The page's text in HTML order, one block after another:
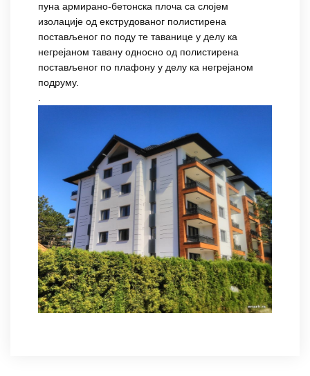
пуна армирано-бетонска плоча са слојем
изолације од екструдованог полистирена
постављеног по поду те таванице у делу ка
негрејаном тавану односно од полистирена
постављеног по плафону у делу ка негрејаном
подруму.
.